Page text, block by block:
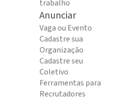
trabalho
Anunciar
Vaga ou Evento
Cadastre sua
Organização
Cadastre seu
Coletivo
Ferramentas para
Recrutadores